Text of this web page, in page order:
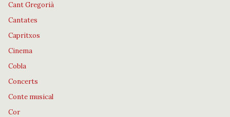
Cant Gregorià
Cantates
Capritxos
Cinema
Cobla
Concerts
Conte musical
Cor